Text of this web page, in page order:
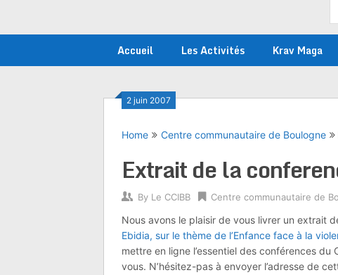
Accueil Les Activités Krav Maga
2 juin 2007
Home Centre communautaire de Boulogne
Extrait de la
By Le CCIBB Centre communautaire de
Nous avons le plaisir de vous livrer un extrait
Ebidia, sur le thème de l’Enfance face à la
mettre en ligne l’essentiel des conférences
vous. N’hésitez-pas à envoyer l’adresse de